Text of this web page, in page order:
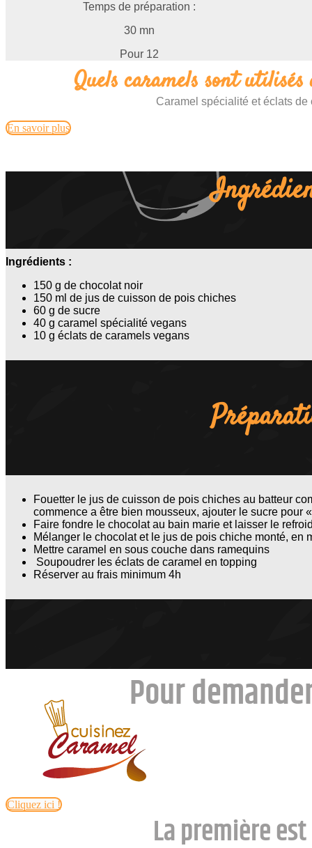
Temps de préparation :
30 mn
Pour 12
Quels caramels sont
Caramel spécialité et éclats de
En savoir plus
Ingrédients :
150 g de chocolat noir
150 ml de jus de cuisson de pois chiches
60 g de sucre
40 g caramel spécialité vegans
10 g éclats de caramels vegans
Fouetter le jus de cuisson de pois chiches au batteur
commence a être bien mousseux, ajouter le sucre pour
Faire fondre le chocolat au bain marie et laisser le
Mélanger le chocolat et le jus de pois chiche monté, en
Mettre caramel en sous couche dans ramequins
Soupoudrer les éclats de caramel en topping
Réserver au frais minimum 4h
Pour
Cliquez ici !
La première